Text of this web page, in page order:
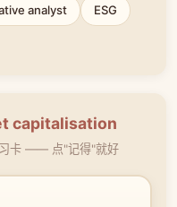
analyst ESG
capitalisation
卡 —— 点"记得"就好